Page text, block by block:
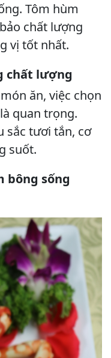
Tôm hùm
chất lượng
vị tốt nhất.
chất lượng
ăn, việc chọn
quan trọng.
sắc tươi tắn, cơ
suốt.
bông sống